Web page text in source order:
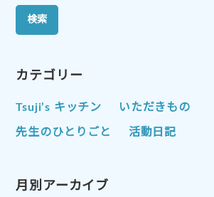
カテゴリー
Tsuji’s キッチン いただきもの
先生のひとりごと 活動日記
月別アーカイブ